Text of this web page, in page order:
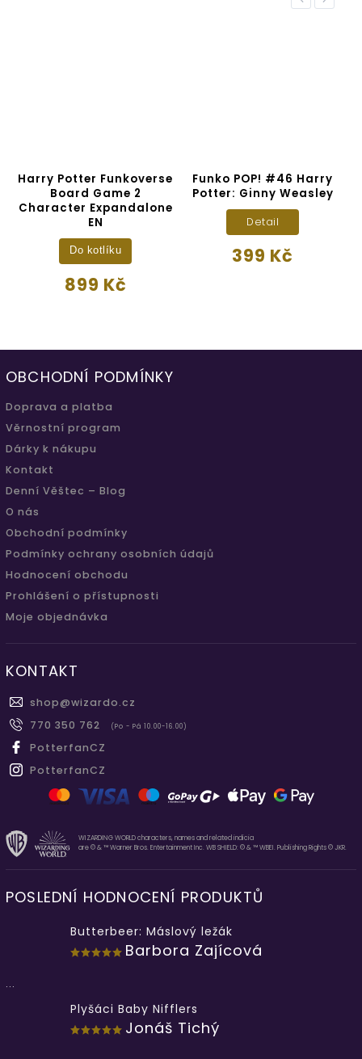
Harry Potter Funkoverse
Board Game 2
Character Expandalone
EN
899 Kč
Do kotlíku
Funko POP! #46 Harry
Potter: Ginny Weasley
399 Kč
Detail
OBCHODNÍ PODMÍNKY
Doprava a platba
Věrnostní program
Dárky k nákupu
Kontakt
Denní Věštec – Blog
O nás
Obchodní podmínky
Podmínky ochrany osobních údajů
Hodnocení obchodu
Prohlášení o přístupnosti
Moje objednávka
KONTAKT
shop@wizardo.cz
770 350 762
(Po - Pá 10.00-16.00)
PotterfanCZ
PotterfanCZ
WIZARDING WORLD characters, names and related indicia
are © & ™ Warner Bros. Entertainment Inc. WB SHIELD: © & ™ WBEI. Publishing Rights © JKR.
POSLEDNÍ HODNOCENÍ PRODUKTŮ
Butterbeer: Máslový ležák
Barbora Zajícová
...
Plyšáci Baby Nifflers
Jonáš Tichý